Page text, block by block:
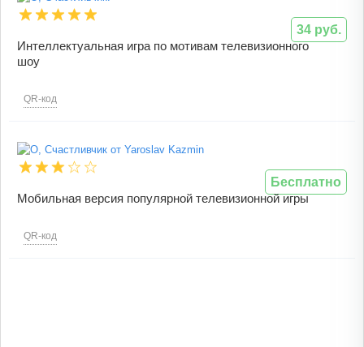
Интеллектуальная игра по мотивам телевизионного
шоу
QR-код
34 руб.
Мобильная версия популярной телевизионной игры
QR-код
Бесплатно